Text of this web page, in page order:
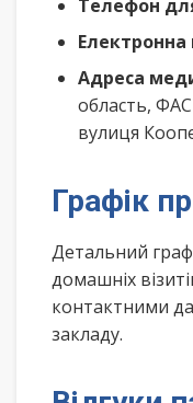
Телефон
Адреса
область,
вулиця
Графік
Детальний
домашніх
контактними
закладу.